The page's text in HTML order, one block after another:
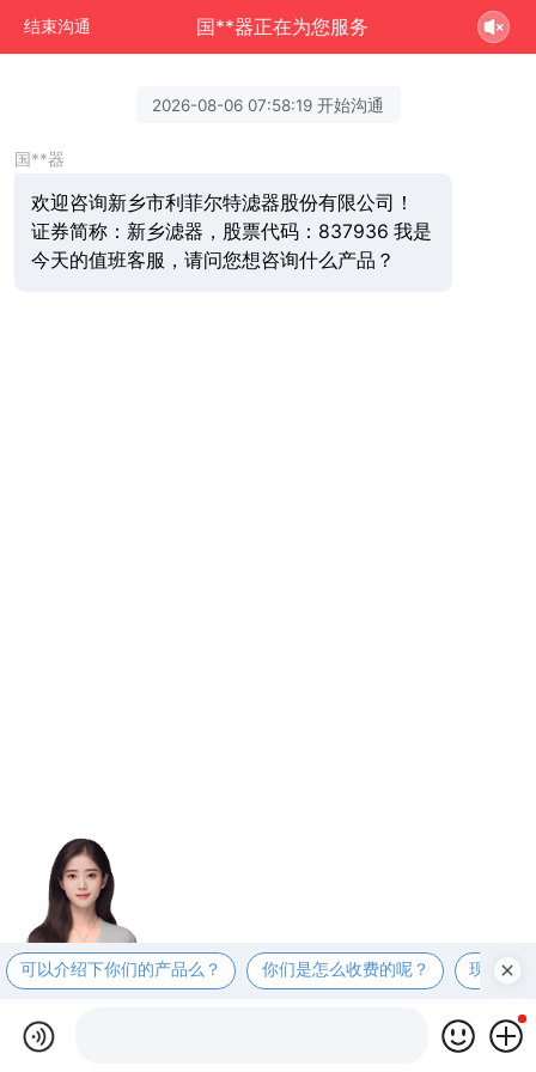
结束沟通 国**器正在为您服务
2026-08-06 07:58:19 开始沟通
国**器
欢迎咨询新乡市利菲尔特滤器股份有限公司！
证券简称：新乡滤器，股票代码：837936 我是
今天的值班客服，请问您想咨询什么产品？
可以介绍下你们的产品么？ 你们是怎么收费的呢？ 现在有